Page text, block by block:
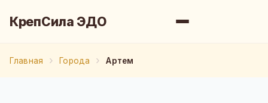
КрепСила ЭДО
Главная Города Артем